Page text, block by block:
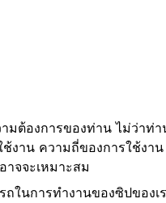
มต้องการของท่าน ไม่ว่าท่า
าน ความถี่ของการใช้งา
จจะเหมาะสม
ในการทํางานของซิปของเ